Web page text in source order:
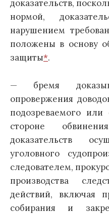
доказательств,
нормой,
нарушением
положены в основу
защиты*.
— бремя
опровержения
подозреваемого
стороне
доказательств
уголовного
следователем,
производства
действий, включая
собирания и